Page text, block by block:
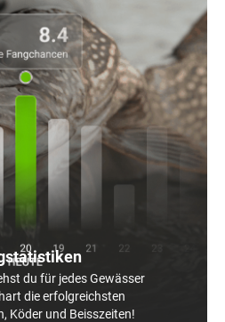
du für jedes Gewässer
die erfolgreichsten
Köder und Beisszeiten!